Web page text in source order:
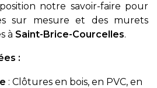
notre savoir-faire pour
sur mesure et des murets
à Saint-Brice-Courcelles.
:
: Clôtures en bois, en PVC, en